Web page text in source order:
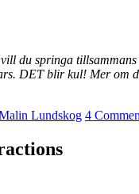
du springa
DET blir kul! Mer om
Lundskog 4